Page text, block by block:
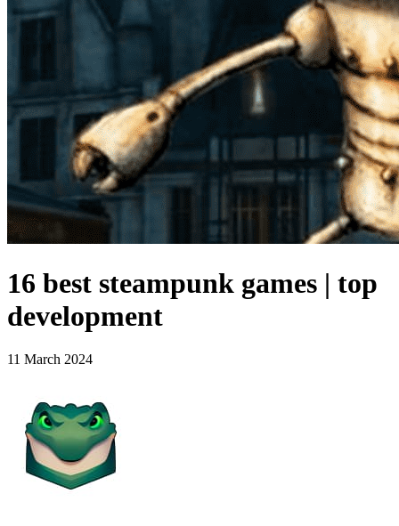
16 best steampunk games | top
development
11 March 2024